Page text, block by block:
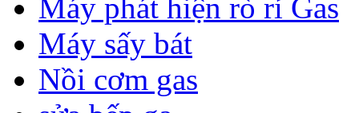
Máy phát hiện rò rỉ Gas
Máy sấy bát
Nồi cơm gas